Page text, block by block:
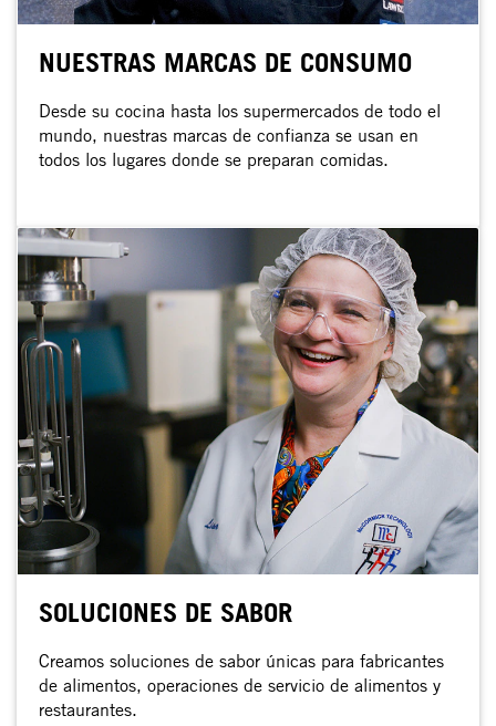
NUESTRAS MARCAS DE CONSUMO
Desde su cocina hasta los supermercados de todo el
mundo, nuestras marcas de confianza se usan en
todos los lugares donde se preparan comidas.
SOLUCIONES DE SABOR
Creamos soluciones de sabor únicas para fabricantes
de alimentos, operaciones de servicio de alimentos y
restaurantes.